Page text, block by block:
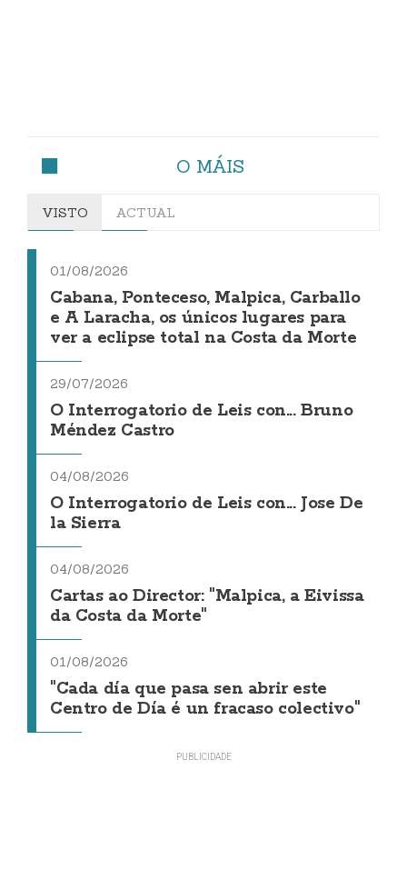
O MÁIS
VISTO ACTUAL
01/08/2026
Cabana, Ponteceso, Malpica, Carballo
e A Laracha, os únicos lugares para
ver a eclipse total na Costa da Morte
29/07/2026
O Interrogatorio de Leis con... Bruno
Méndez Castro
04/08/2026
O Interrogatorio de Leis con... Jose De
la Sierra
04/08/2026
Cartas ao Director: "Malpica, a Eivissa
da Costa da Morte"
01/08/2026
"Cada día que pasa sen abrir este
Centro de Día é un fracaso colectivo"